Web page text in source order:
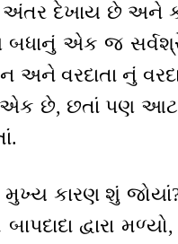
અંતર દેખાય છે અને
બધાનું એક જ
વરદાતા નું
એક છે, છતાં પણ
મુખ્ય કારણ શું
દ્વારા